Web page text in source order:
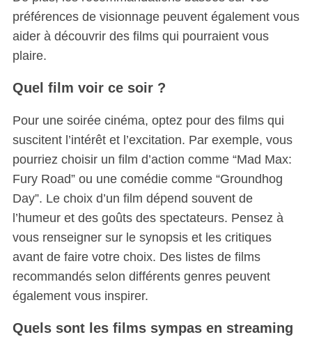
préférences de visionnage peuvent également vous
aider à découvrir des films qui pourraient vous
plaire.
Quel film voir ce soir ?
Pour une soirée cinéma, optez pour des films qui
suscitent l’intérêt et l’excitation. Par exemple, vous
pourriez choisir un film d’action comme “Mad Max:
Fury Road” ou une comédie comme “Groundhog
Day”. Le choix d’un film dépend souvent de
l’humeur et des goûts des spectateurs. Pensez à
vous renseigner sur le synopsis et les critiques
avant de faire votre choix. Des listes de films
recommandés selon différents genres peuvent
également vous inspirer.
Quels sont les films sympas en streaming